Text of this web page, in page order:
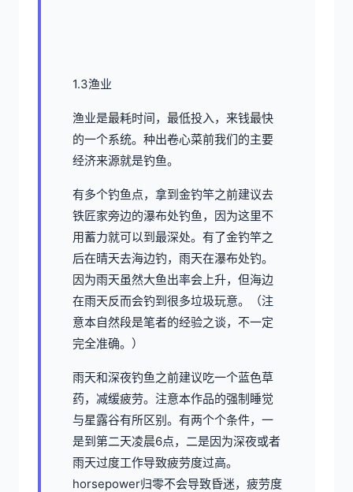
1.3渔业
渔业是最耗时间，最低投入，来钱最快
的一个系统。种出卷心菜前我们的主要
经济来源就是钓鱼。
有多个钓鱼点，拿到金钓竿之前建议去
铁匠家旁边的瀑布处钓鱼，因为这里不
用蓄力就可以到最深处。有了金钓竿之
后在晴天去海边钓，雨天在瀑布处钓。
因为雨天虽然大鱼出率会上升，但海边
在雨天反而会钓到很多垃圾玩意。（注
意本自然段是笔者的经验之谈，不一定
完全准确。）
雨天和深夜钓鱼之前建议吃一个蓝色草
药，减缓疲劳。注意本作品的强制睡觉
与星露谷有所区别。有两个个条件，一
是到第二天凌晨6点，二是因为深夜或者
雨天过度工作导致疲劳度过高。
horsepower归零不会导致昏迷，疲劳度